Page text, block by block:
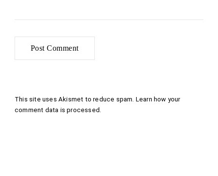
This site uses Akismet to reduce spam. Learn how your
comment data is processed